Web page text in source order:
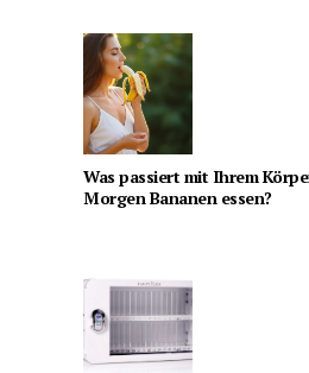
Was passiert mit Ihrem
Morgen Bananen essen?